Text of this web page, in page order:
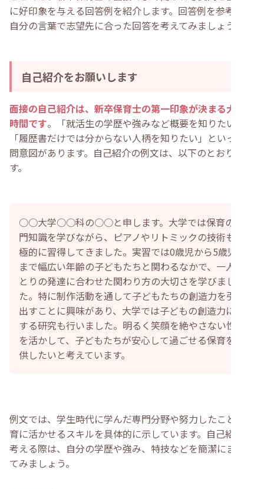
・目線や姿勢、相槌も意識する
・ 新卒保育士が知っておきたい面接のマナー
・新卒保育士が面接の事前準備でしておきたいこと
・自己PR・志望動機を伝える練習をする
・新卒保育士の面接に関してよくある質問
・面接中に緊張で上手く質問に答えられないときはどう
すれば良い？
・ 新卒保育士が面接で質問された際のNGな回答は？
・新卒保育士が面接で落ちたら？
・まとめ
に好印象を与える回答例を紹介します。回答例を参考に、
自分の言葉で志望先に合った回答を考えてみましょう。
自己紹介をお願いします
面接の自己紹介は、新卒保育士の第一印象が決まる大切な
時間です。「就活生の学歴や強みなど概要を知りたい」
「履歴書だけでは分からない人柄を知りたい」といった質
問意図があります。自己紹介の例文は、以下のとおりで
す。
○○大学○○科の○○と申します。大学では保育の専
門知識を学びながら、ピアノやリトミックの技術も積
極的に習得してきました。実習では0歳児から5歳児
まで幅広い年齢の子どもたちと関わるなかで、一人ひ
とりの発達に合わせた関わり方の大切さを学びまし
た。特に制作活動を通して子どもたちの創造力を引き
出すことに興味があり、大学では子どもの創造力に関
する研究も行いました。明るく笑顔を絶やさない性格
を活かして、子どもたちが安心して過ごせる保育を提
供したいと考えています。
例文では、学生時代に学んだ専門分野や努力したこと、保
育に活かせるスキルを具体的に示しています。自己紹介を
考える際は、自分の学歴や強み、特技などを簡潔にまとめ
てみましょう。